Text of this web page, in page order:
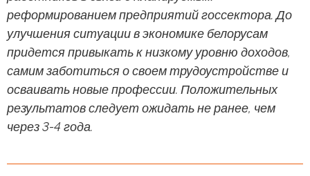
реформированием предприятий госсектора. До
улучшения ситуации в экономике белорусам
придется привыкать к низкому уровню доходов,
самим заботиться о своем трудоустройстве и
осваивать новые профессии. Положительных
результатов следует ожидать не ранее, чем
через 3-4 года.